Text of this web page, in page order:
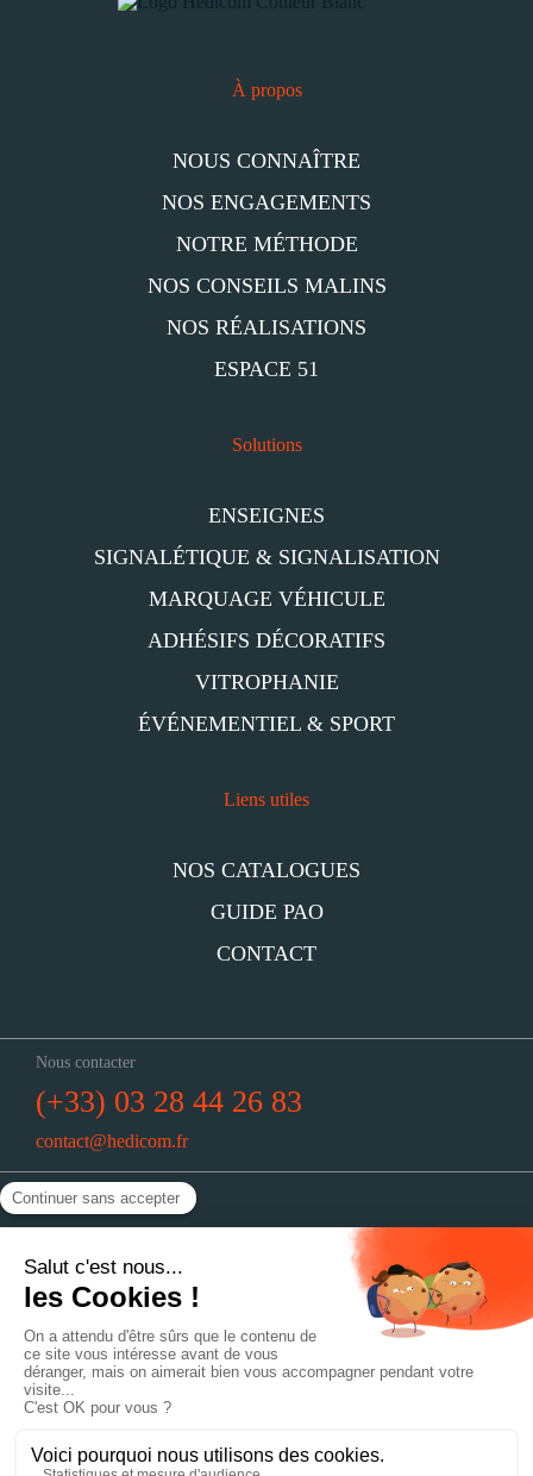
À propos
NOUS CONNAÎTRE
NOS ENGAGEMENTS
NOTRE MÉTHODE
NOS CONSEILS MALINS
NOS RÉALISATIONS
ESPACE 51
Solutions
ENSEIGNES
SIGNALÉTIQUE & SIGNALISATION
MARQUAGE VÉHICULE
ADHÉSIFS DÉCORATIFS
VITROPHANIE
ÉVÉNEMENTIEL & SPORT
Liens utiles
NOS CATALOGUES
GUIDE PAO
CONTACT
Nous contacter
(+33) 03 28 44 26 83
contact@hedicom.fr
Nous trouver
59190 Hazebrouck
Du lundi au jeudi : 8h30-12h30 // 14h-18h
Le vendredi : 8h30-12h30 // 14h-17h
Politique de confidentialité